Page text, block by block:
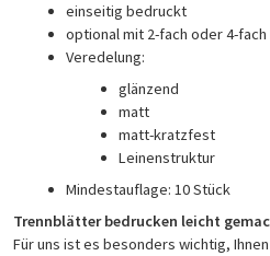
einseitig bedruckt
optional mit 2-fach oder 4-
Veredelung:
glänzend
matt
matt-kratzfest
Leinenstruktur
Mindestauflage: 10 Stück
Trennblätter bedrucken leicht
Für uns ist es besonders wichtig,